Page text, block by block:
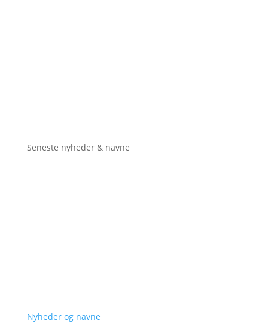
Seneste nyheder & navne
Nyheder og navne